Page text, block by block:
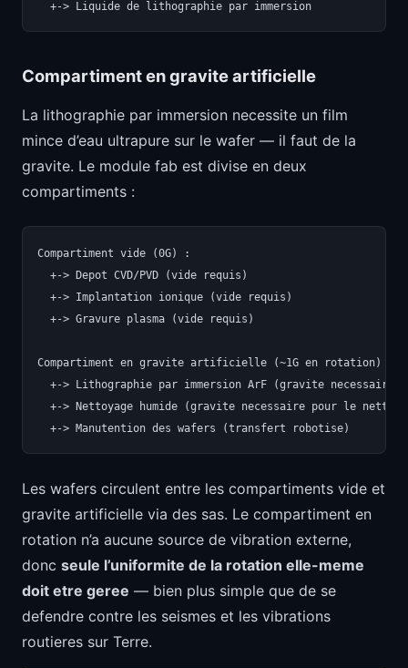
Compartiment en gravite artificielle
La lithographie par immersion necessite un film
mince d’eau ultrapure sur le wafer — il faut de la
gravite. Le module fab est divise en deux
compartiments :
Compartiment vide (0G) :
  +-> Depot CVD/PVD (vide requis)
  +-> Implantation ionique (vide requis)
  +-> Gravure plasma (vide requis)
Compartiment en gravite artificielle (~1G en rotation) :
+-> Lithographie par immersion ArF (gravite necessaire
+-> Nettoyage humide (gravite necessaire pour le
Les wafers circulent entre les compartiments vide et
gravite artificielle via des sas. Le compartiment en
rotation n’a aucune source de vibration externe,
donc seule l’uniformite de la rotation elle-meme
doit etre geree — bien plus simple que de se
defendre contre les seismes et les vibrations
routieres sur Terre.